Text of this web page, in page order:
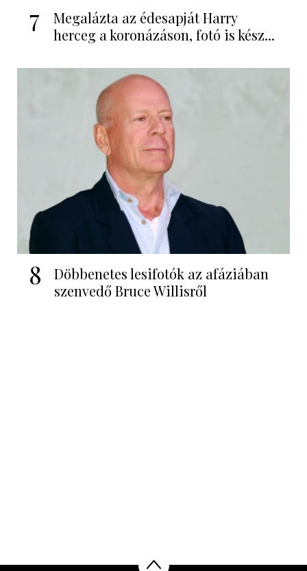
7
Megalázta az édesapját Harry
herceg a koronázáson, fotó is kész...
8
Döbbenetes lesifotók az afáziában
szenvedő Bruce Willisről